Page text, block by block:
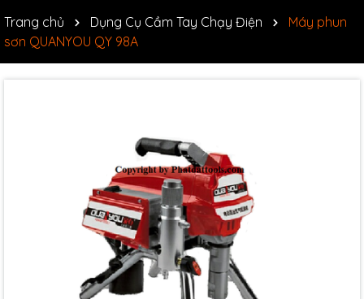
Trang chủ Dụng Cụ Cầm Tay Chạy Điện
Máy phun
sơn QUANYOU QY 98A